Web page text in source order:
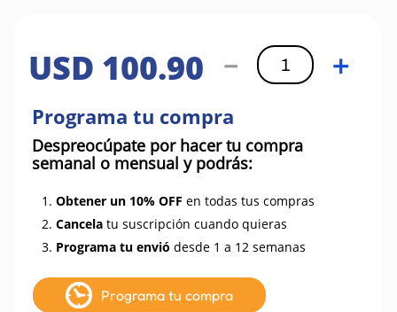
USD 100.90 ＋
－
Programa tu compra
Despreocúpate por hacer tu compra
semanal o mensual y podrás:
1. Obtener un 10% OFF en todas tus compras
2. Cancela tu suscripción cuando quieras
3. Programa tu envió desde 1 a 12 semanas
Programa tu compra